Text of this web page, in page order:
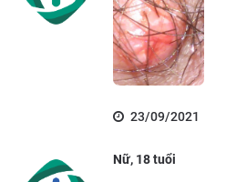
23/09/2021
Nữ, 18 tuổi